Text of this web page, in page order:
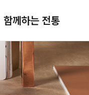
함께하는 전통